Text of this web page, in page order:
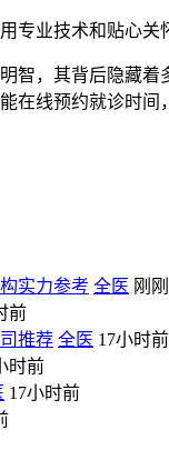
业技术和贴心
智，其背后隐藏
线预约就诊时间
实力参考 全医 刚刚
前
推荐 全医 17小时前
时前
17小时前